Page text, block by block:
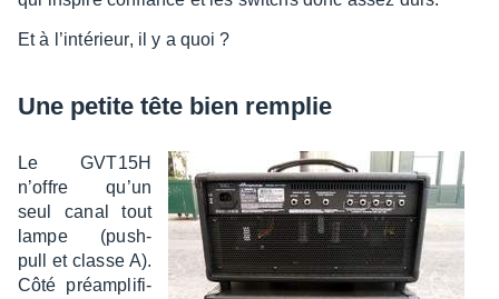
Et à l’in­té­rieur, il y a quoi ?
Une petite tête bien remplie
Le GVT15H
n’offre qu’un
seul canal tout
lampe (push-
pull et classe A).
Côté préam­pli­fi­